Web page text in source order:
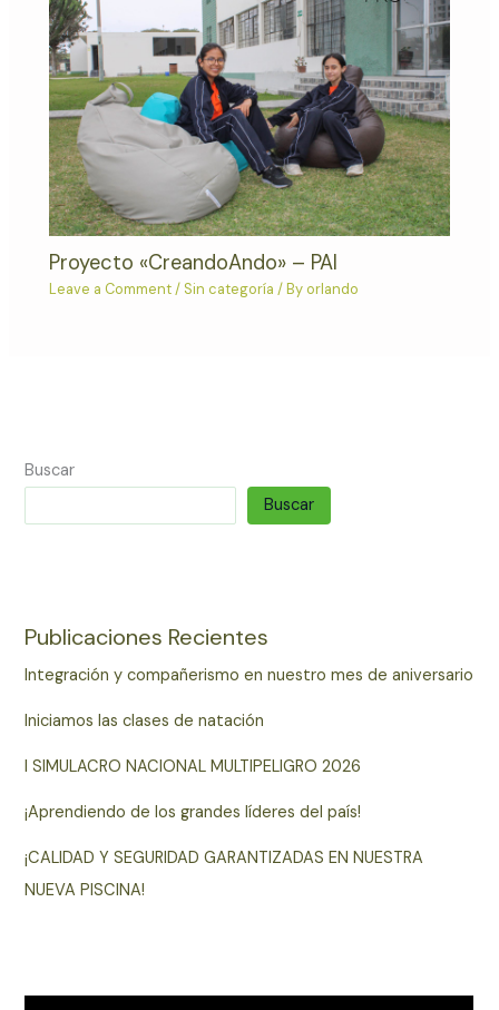
Proyecto «CreandoAndo» – PAI
Leave a Comment/ Sin categoría / Byorlando
Buscar
Buscar
Publicaciones Recientes
Integración y compañerismo en nuestro mes de aniversario
Iniciamos las clases de natación
I SIMULACRO NACIONAL MULTIPELIGRO 2026
¡Aprendiendo de los grandes líderes del país!
¡CALIDAD Y SEGURIDAD GARANTIZADAS EN NUESTRA
NUEVA PISCINA!